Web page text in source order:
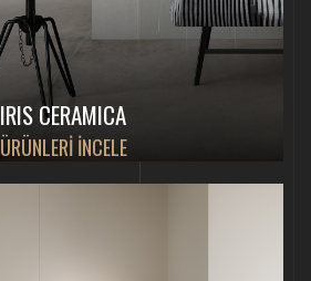
IRIS CERAMICA
ÜRÜNLERİ İNCELE